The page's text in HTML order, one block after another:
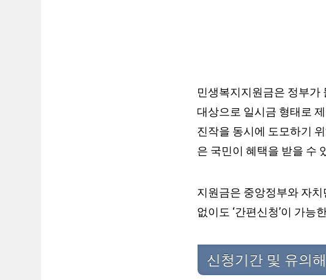
민생복지지원금은 정부가
대상으로 일시금 형태로
진작을 동시에 도모하기
은 국민이 혜택을 받을 수
지원금은 중앙정부와 자
없이도 ‘간편신청’이 가
신청기간 및 유의